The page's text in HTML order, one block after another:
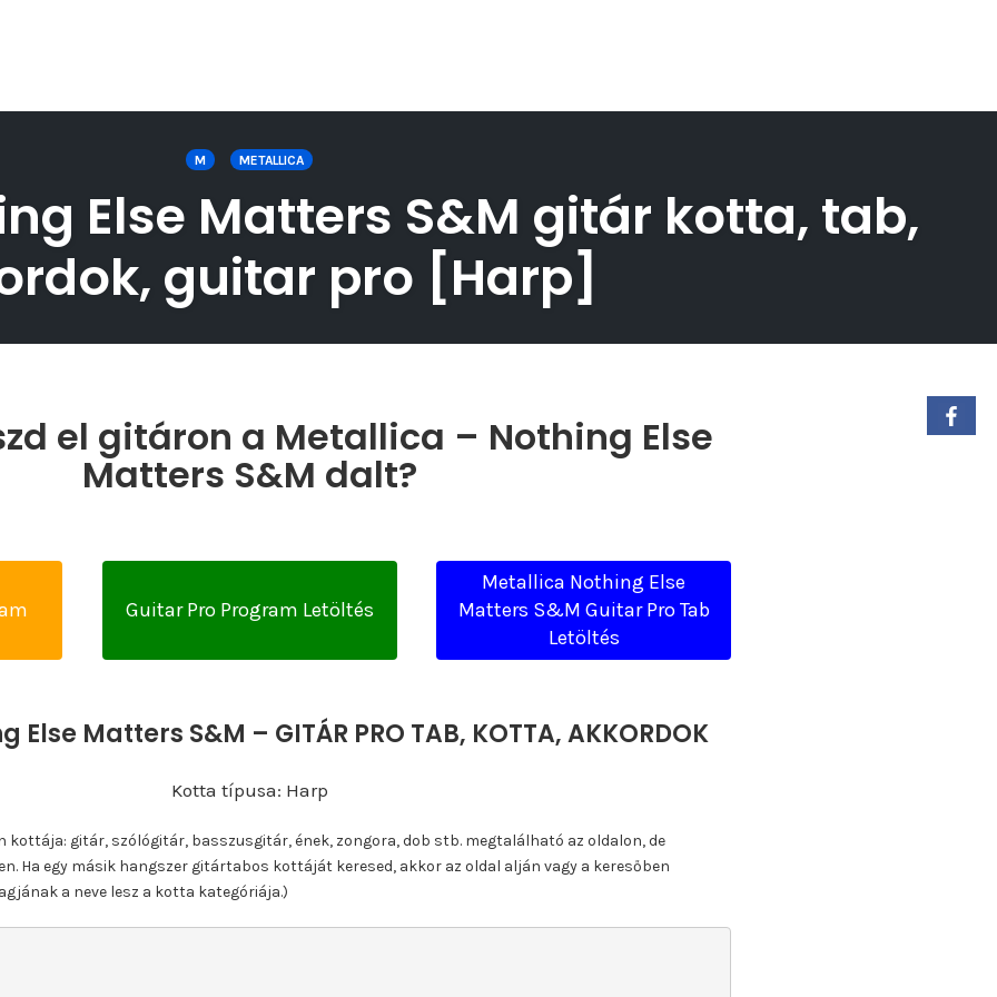
M METALLICA
Else Matters S&M gitár kotta, tab,
guitar pro [Harp]
el gitáron a Metallica – Nothing Else
Matters S&M dalt?
Guitar Pro Program Letöltés
Metallica Nothing Else
Matters S&M Guitar Pro Tab
Letöltés
Matters S&M – GITÁR PRO TAB, KOTTA, AKKORDOK
Kotta típusa: Harp
kottája: gitár, szólógitár, basszusgitár, ének, zongora, dob stb. megtalálható az oldalon, de
Ha egy másik hangszer gitártabos kottáját keresed, akkor az oldal alján vagy a keresőben
a neve lesz a kotta kategóriája.)